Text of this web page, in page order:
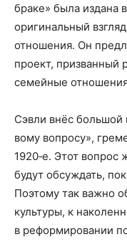
бра­ке» была изда­на
ори­ги­наль­ный
отно­ше­ния. Он
про­ект, при­зван­ный
семей­ные
Сэв­ли внёс боль­шой
во­му вопро­су»,
1920‑е. Этот вопрос
будут обсуж­дать,
Поэто­му так важ­но
куль­ту­ры, к
в рефор­ми­ро­ва­нии